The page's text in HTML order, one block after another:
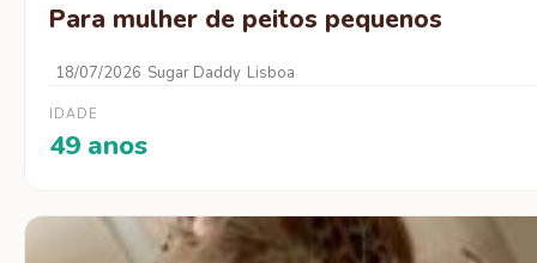
Para mulher de peitos pequenos
18/07/2026 Sugar Daddy Lisboa
IDADE
49 anos